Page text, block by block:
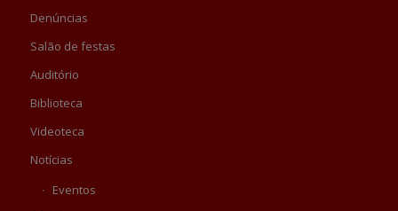
Denúncias
Salão de festas
Auditório
Biblioteca
Videoteca
Notícias
Eventos